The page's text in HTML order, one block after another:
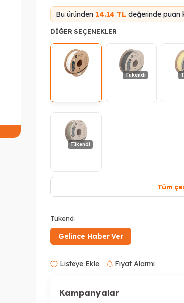
Bu üründen 14.14 TL değerinde puan
DIĞER SEÇENEKLER
Tükendi
Tükendi
Tüm
Tükendi
Gelince Haber Ver
Listeye Ekle Fiyat Alarmı
Kampanyalar